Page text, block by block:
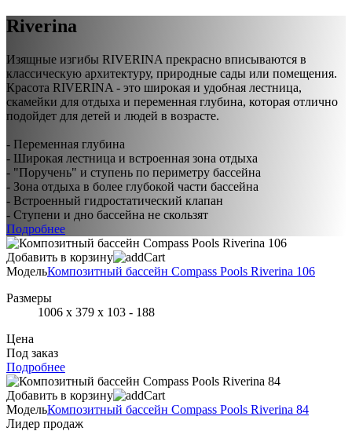
Riverina
Изящные изгибы RIVERINA прекрасно вписываются в
классическую архитектуру, природные сады или помещения.
Красота RIVERINA - это широкая и удобная лестница,
скамейки для отдыха и переменная глубина, которая отлично
подойдет для детей и людей в возрасте.
- Переменная глубина
- Широкая лестница и встроенная зона отдыха
- "Поручень" и ступень по периметру бассейна
- Зона отдыха в более глубокой части бассейна
- Встроенный гидростатический клапан
- Ступени и дно бассейна не скользят
Подробнее
Добавить в корзину
МодельКомпозитный бассейн Compass Pools Riverina 106
Размеры
1006 х 379 х 103 - 188
Цена
Под заказ
Подробнее
Добавить в корзину
МодельКомпозитный бассейн Compass Pools Riverina 84
Лидер продаж